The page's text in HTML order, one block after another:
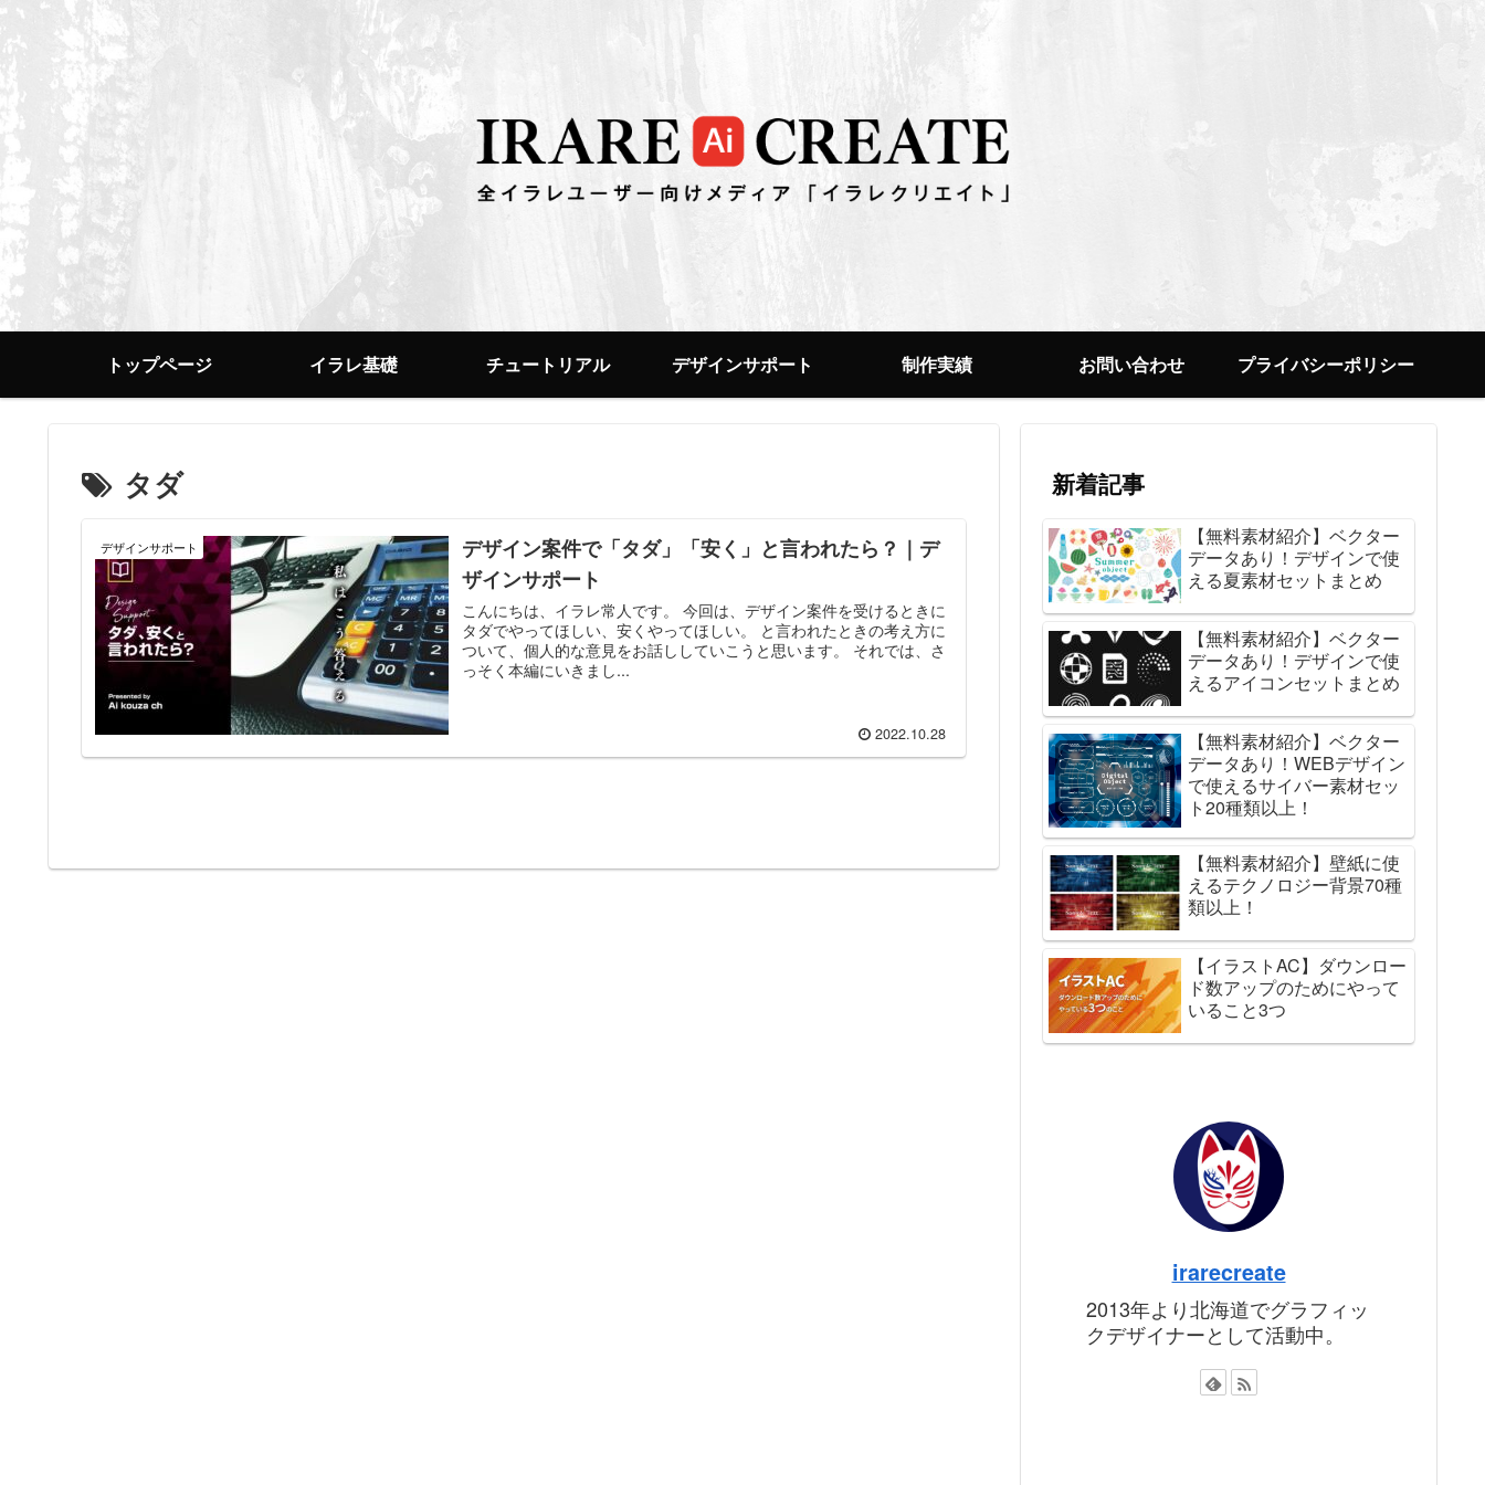
トップページ イラレ基礎 チュートリアル デザインサポート 制作実績 お問い合わせ プライバシーポリシー
タダ
デザインサポート
デザイン案件で「タダ」「安く」と言われたら？｜デ
ザインサポート
こんにちは、イラレ常人です。 今回は、デザイン案件を受けるときに
タダでやってほしい、安くやってほしい。 と言われたときの考え方に
ついて、個人的な意見をお話ししていこうと思います。 それでは、さ
っそく本編にいきまし...
2022.10.28
新着記事
【無料素材紹介】ベクター
データあり！デザインで使
える夏素材セットまとめ
【無料素材紹介】ベクター
データあり！デザインで使
えるアイコンセットまとめ
【無料素材紹介】ベクター
データあり！WEBデザイン
で使えるサイバー素材セッ
ト20種類以上！
【無料素材紹介】壁紙に使
えるテクノロジー背景70種
類以上！
【イラストAC】ダウンロー
ド数アップのためにやって
いること3つ
irarecreate
2013年より北海道でグラフィッ
クデザイナーとして活動中。